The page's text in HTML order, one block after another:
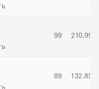
99 210.99
89 132.85